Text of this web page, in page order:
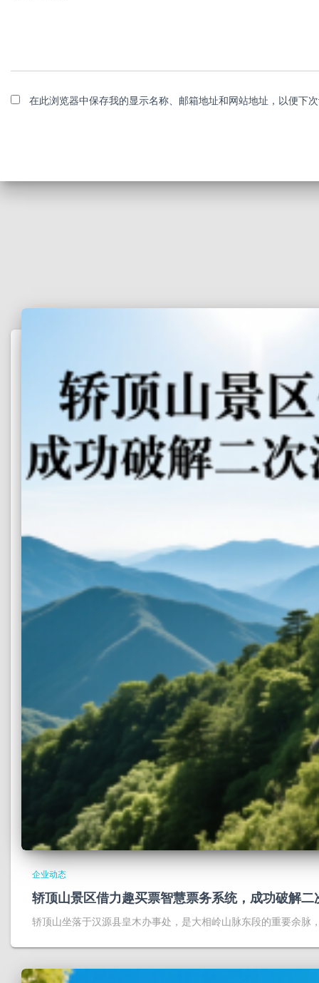
在此浏览器中保存我的显示名称、邮箱地址和网站地址，以便下
企业动态
轿顶山景区借力趣买票智慧票务系统，成功破解
轿顶山坐落于汉源县皇木办事处，是大相岭山脉东段的重要余脉